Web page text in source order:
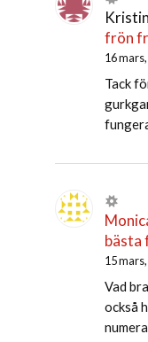
frön
16
Tack
bästa
15
Vad
också